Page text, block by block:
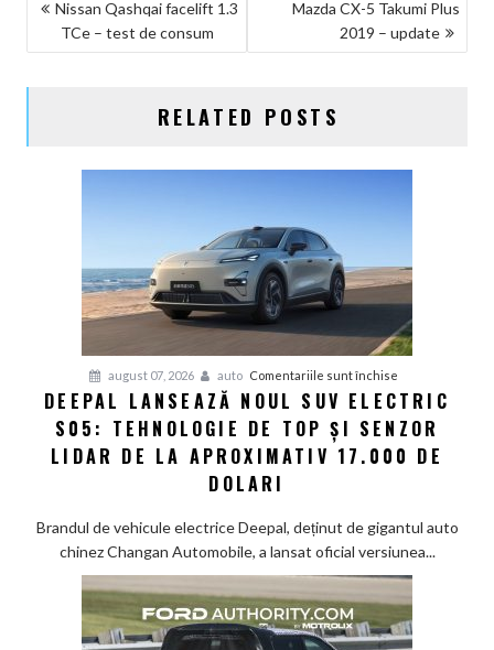
Nissan Qashqai facelift 1.3
TCe – test de consum
Mazda CX-5 Takumi Plus
2019 – update
RELATED POSTS
august 07, 2026 auto Comentariile sunt închise
Deepal
lansează
noul
senzor
DEEPAL LANSEAZĂ NOUL SUV ELECTRIC
S05: TEHNOLOGIE DE TOP ȘI SENZOR
LIDAR DE LA APROXIMATIV 17.000 DE
DOLARI
Brandul de vehicule electrice Deepal, deținut de gigantul auto
chinez Changan Automobile, a lansat oficial versiunea...